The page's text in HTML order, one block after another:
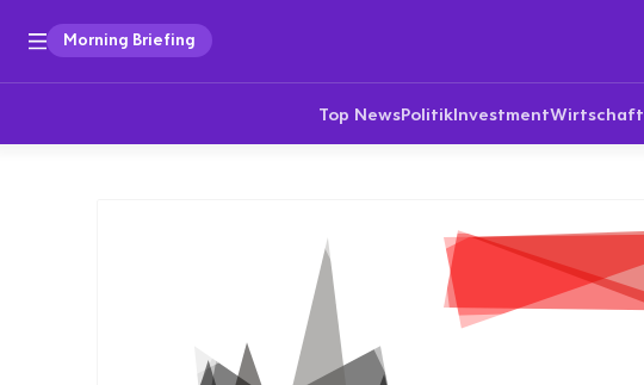
Morning Briefing
Top NewsPolitikInvestmentWirtschaft